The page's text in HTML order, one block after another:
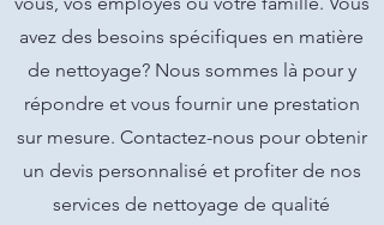
avez des besoins spécifiques en matière
de nettoyage? Nous sommes là pour y
répondre et vous fournir une prestation
sur mesure. Contactez-nous pour obtenir
un devis personnalisé et profiter de nos
services de nettoyage de qualité